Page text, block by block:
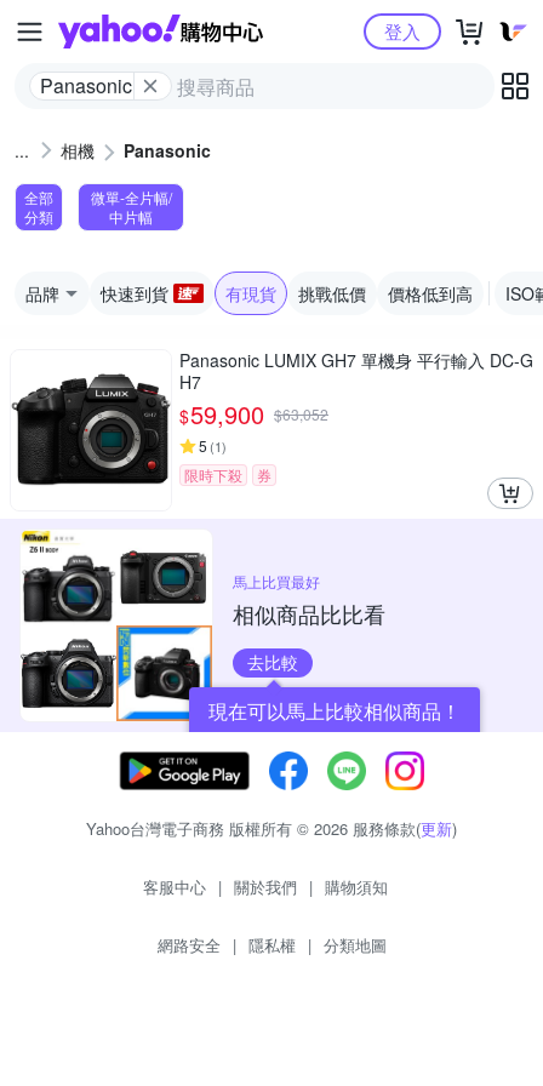
Yahoo購物中心
Panasonic
登入
相機 Panasonic
全部
分類
微單-全片幅/
中片幅
品牌 快速到貨 有現貨 挑戰低價 價格低到高 ISO
Panasonic LUMIX GH7 單機身 平行輸入 DC-G
H7
$59,900 $63,052
5 (1)
限時下殺 券
馬上比買最好
相似商品比比看
去比較
現在可以馬上比較相似商品！
Yahoo台灣電子商務 版權所有 © 2026 服務條款(更新)
客服中心 | 關於我們 | 購物須知
網路安全 | 隱私權 | 分類地圖